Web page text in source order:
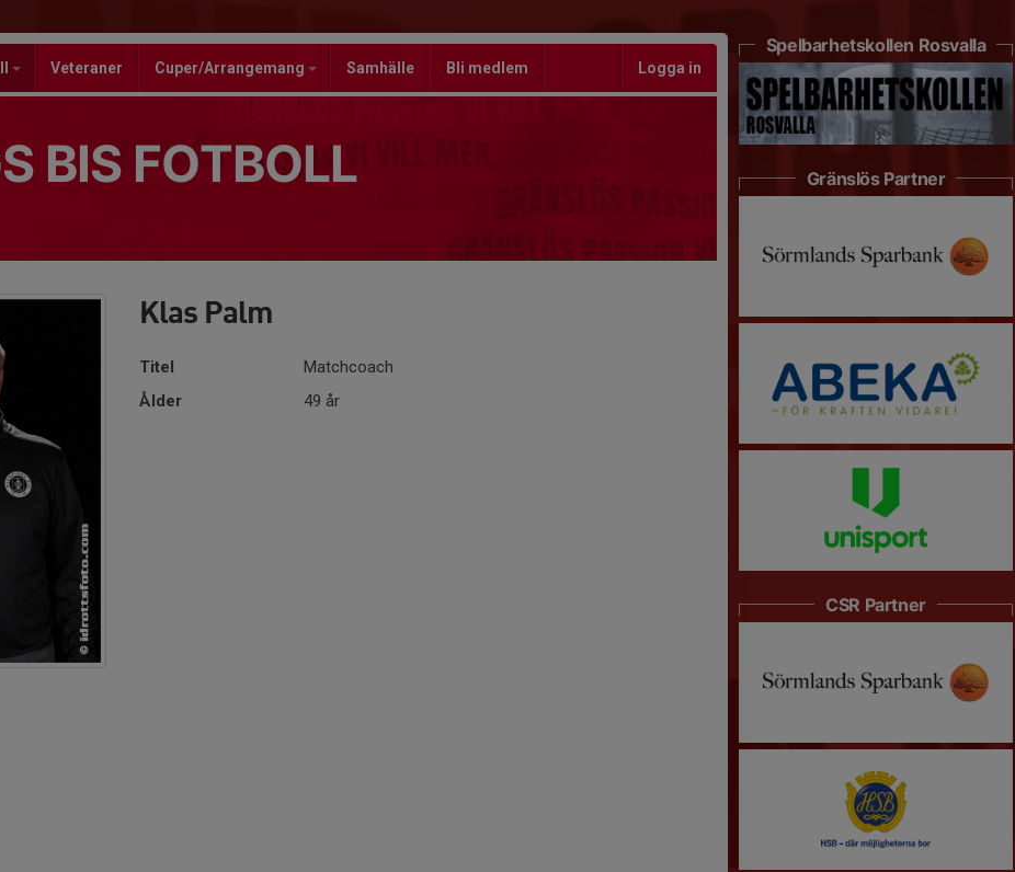
Veteraner Cuper/Arrangemang Samhälle Bli medlem Logga in
BIS FOTBOLL
Klas Palm
Titel
Matchcoach
Ålder
49 år
Spelbarhetskollen Rosvalla
Gränslös Partner
CSR Partner